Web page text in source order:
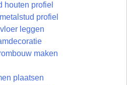
houten profiel
profiel
leggen
maken
plaatsen